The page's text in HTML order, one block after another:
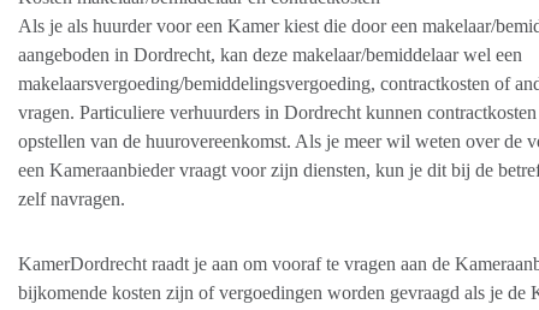
Als je als huurder voor een Kamer kiest die door een makelaar/
aangeboden in Dordrecht, kan deze makelaar/bemiddelaar wel een
makelaarsvergoeding/bemiddelingsvergoeding, contractkosten of
vragen. Particuliere verhuurders in Dordrecht kunnen
opstellen van de huurovereenkomst. Als je meer wil weten over de
een Kameraanbieder vraagt voor zijn diensten, kun je dit bij de
zelf navragen.
KamerDordrecht raadt je aan om vooraf te vragen aan de
bijkomende kosten zijn of vergoedingen worden gevraagd als je de